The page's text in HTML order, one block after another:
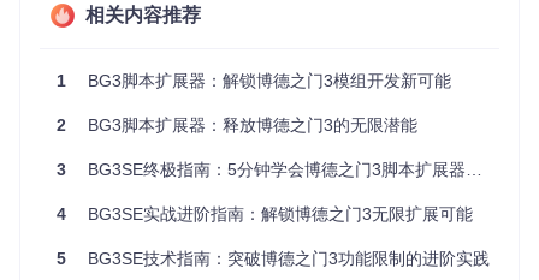
完整API覆盖：从角色属性到战斗系统的全方位控制能力
这种设计的优势在于，它将游戏开发的复杂性"翻译"为开发者
口，大大降低了功能扩展的技术门槛。
跨系统通信：打通游戏引擎的"神经网络"
博德之门3包含多个相对独立的核心系统，如战斗引擎、叙事
系统（Osiris）和UI渲染等。BG3SE设计了一套高效的"跨系统
相关内容推荐
1 BG3脚本扩展器：解锁博德之门3模组开发新可能
2 BG3脚本扩展器：释放博德之门3的无限潜能
3 BG3SE终极指南：5分钟学会博德之门3脚本扩展器的深度自定义
4 BG3SE实战进阶指南：解锁博德之门3无限扩展可能
5 BG3SE技术指南：突破博德之门3功能限制的进阶实践